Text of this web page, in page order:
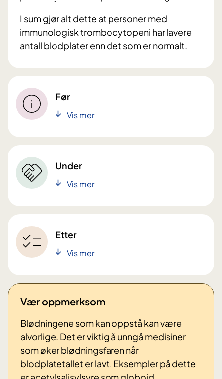
I sum gjør alt dette at personer med
immunologisk trombocytopeni har lavere
antall blodplater enn det som er normalt.
Før
Vis mer
Under
Vis mer
Etter
Vis mer
Vær oppmerksom
Blødningene som kan oppstå kan være
alvorlige. Det er viktig å unngå medisiner
som øker blødningsfaren når
blodplatetallet er lavt. Eksempler på dette